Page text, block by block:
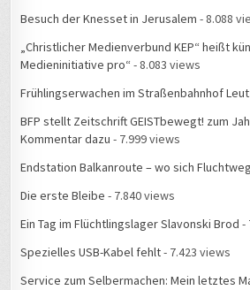
Besuch der Knesset in Jerusalem - 8.088
„Christlicher Medienverbund KEP“ heißt
Medieninitiative pro“ - 8.083 views
Frühlingserwachen im Straßenbahnhof
BFP stellt Zeitschrift GEISTbewegt! zum
Kommentar dazu - 7.999 views
Endstation Balkanroute – wo sich
Die erste Bleibe - 7.840 views
Ein Tag im Flüchtlingslager Slavonski Brod -
Spezielles USB-Kabel fehlt- 7.423 views
Service zum Selbermachen: Mein letztes